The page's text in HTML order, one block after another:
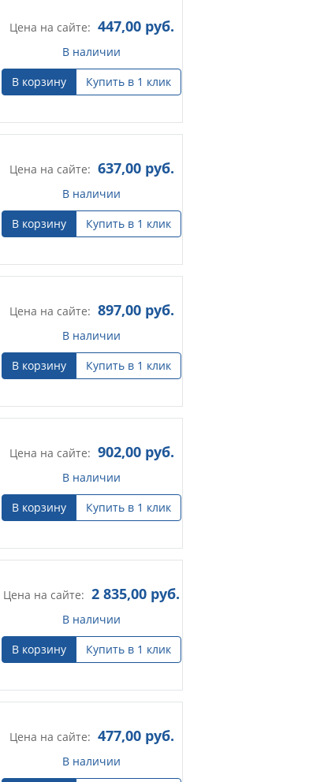
Цена на сайте: 447,00руб.
В наличии
В корзину
Купить в 1 клик
Цена на сайте: 637,00руб.
В наличии
В корзину
Купить в 1 клик
Цена на сайте: 897,00руб.
В наличии
В корзину
Купить в 1 клик
Цена на сайте: 902,00руб.
В наличии
В корзину
Купить в 1 клик
Цена на сайте: 2 835,00 руб.
В наличии
В корзину
Купить в 1 клик
Цена на сайте: 477,00руб.
В наличии